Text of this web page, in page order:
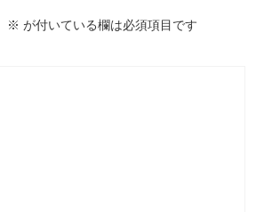
※ が付いている欄は必須項目です